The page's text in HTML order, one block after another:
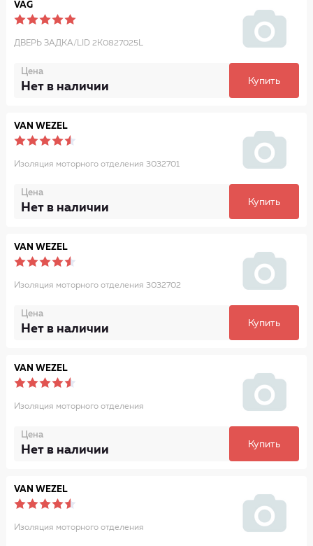
VAG
ДВЕРЬ ЗАДКА/LID 2K0827025L
Цена
Нет в наличии Купить
VAN WEZEL
Изоляция моторного отделения 3032701
Цена
Нет в наличии Купить
VAN WEZEL
Изоляция моторного отделения 3032702
Цена
Нет в наличии Купить
VAN WEZEL
Изоляция моторного отделения
Цена
Нет в наличии Купить
VAN WEZEL
Изоляция моторного отделения